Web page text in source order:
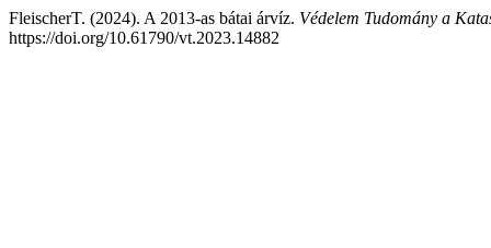
FleischerT. (2024). A 2013-as bátai árvíz. Védelem Tudomány a
https://doi.org/10.61790/vt.2023.14882